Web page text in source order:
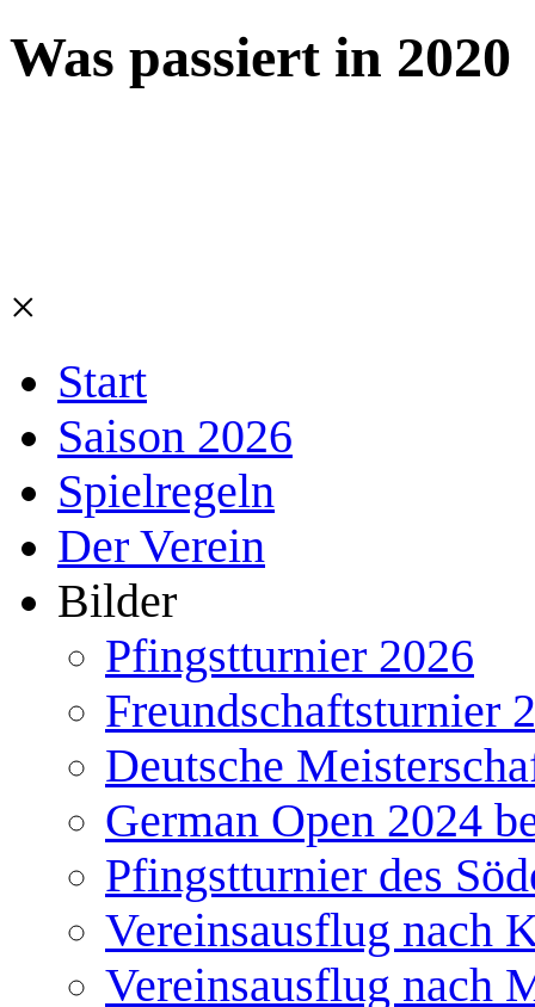
Was passiert in 2020
×
Start
Saison 2026
Spielregeln
Der Verein
Bilder
Pfingstturnier 2026
Freundschaftsturnier
Deutsche
German Open 2024
Pfingstturnier des
Vereinsausflug nach
Vereinsausflug nach